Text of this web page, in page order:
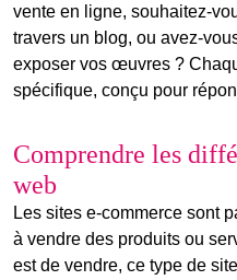
vente en ligne, souhaitez-
travers un blog, ou avez-
exposer vos œuvres ?
spécifique, conçu pour
Comprendre les
web
Les sites e-commerce sont
à vendre des produits ou
est de vendre, ce type de